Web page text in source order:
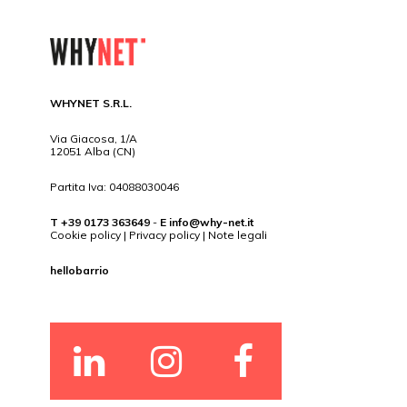
WHYNET S.R.L.
Via Giacosa, 1/A
12051 Alba (CN)
Partita Iva: 04088030046
T +39 0173 363649 - E info@why-net.it
Cookie policy | Privacy policy | Note legali
hellobarrio